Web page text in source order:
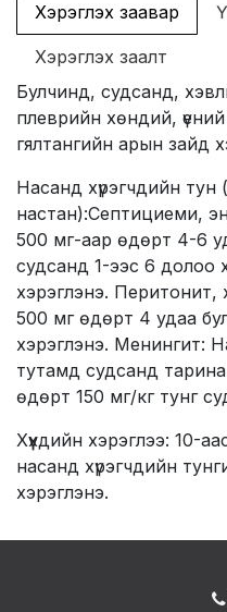
Хэрэглэх заавар
Хэрэглэх заалт
Булчинд, судсанд,
плеврийн хөндий,
гялтангийн арын зайд
Насанд хүрэгчдийн тун
настан):Септициеми,
500 мг-аар өдөрт 4-6
судсанд 1-ээс 6 долоо
хэрэглэнэ. Перитонит,
500 мг өдөрт 4 удаа
хэрэглэнэ. Менингит:
тутамд судсанд тарина.
өдөрт 150 мг/кг тунг
Хүүхдийн хэрэглээ: 10-
насанд хүрэгчдийн
хэрэглэнэ.